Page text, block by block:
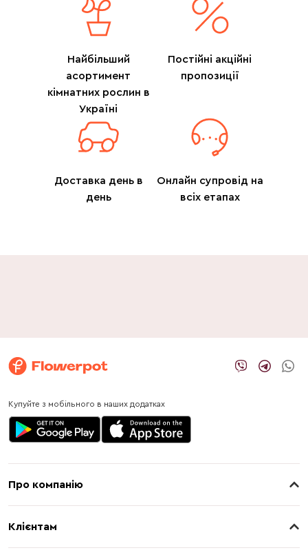
Найбільший
асортимент
кімнатних рослин в
Україні
Постійні акційні
пропозиції
Доставка день в
день
Онлайн супровід на
всіх етапах
Купуйте з мобільного в наших додатках
Про компанію
Клієнтам